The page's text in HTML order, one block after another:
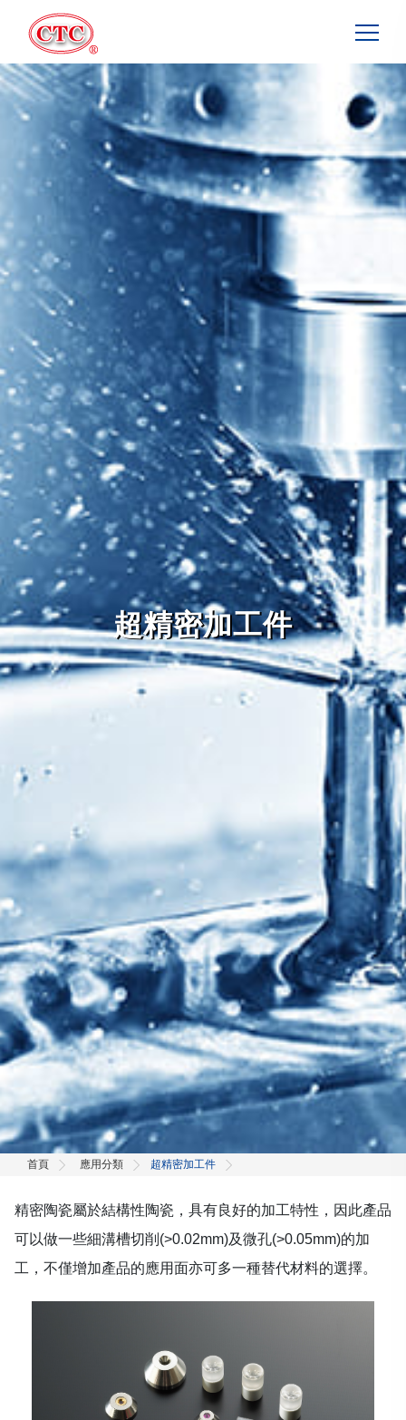
超精密加工件
首頁 應用分類 超精密加工件
精密陶瓷屬於結構性陶瓷，具有良好的加工特性，因此產品
可以做一些細溝槽切削(>0.02mm)及微孔(>0.05mm)的加
工，不僅增加產品的應用面亦可多一種替代材料的選擇。